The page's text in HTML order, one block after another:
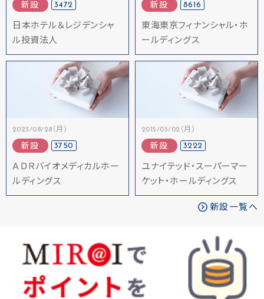
新設 3472
日本ホテル＆レジデンシャ
ル投資法人
新設 8616
東海東京フィナンシャル・ホ
ールディングス
2023/08/28（月）
新設 3750
ＡＤＲバイオメディカルホー
ルディングス
2015/03/02（月）
新設 3222
ユナイテッド・スーパーマー
ケット・ホールディングス
新設一覧へ